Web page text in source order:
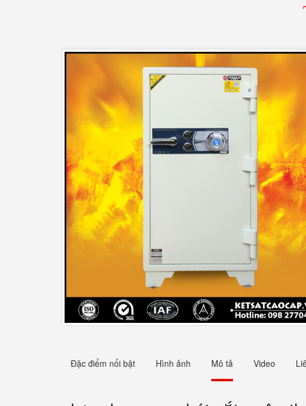
Đặc điểm nổi bật Hình ảnh Mô tả Video